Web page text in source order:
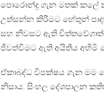
පොරොන්දු ගැන මතක් කලේ
උත්සන්න කිරීමට හේතුන්
සහ නිවසට ඇති
ජීවත්වීමට ඇති අයිතිය අහිමි
ඒකාබද්ධ විපක්ෂය ගැන මම
නිසාය. සිංහල දේශපාලන